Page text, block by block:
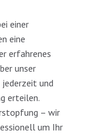
einer
eine
erfahrenes
unser
und
erteilen.
– wir
um Ihr